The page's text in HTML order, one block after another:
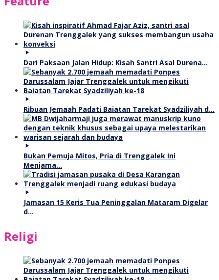
Dari Paksaan Jalan Hidup: Kisah Santri Asal Durena…
Ribuan Jemaah Padati Baiatan Tarekat Syadziliyah d…
Bukan Pemuja Mitos, Pria di Trenggalek Ini
Menjama…
Jamasan 15 Keris Tua Peninggalan Mataram Digelar
d…
Religi